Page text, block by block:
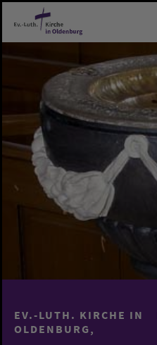
Zum Hauptinhalt springen
EV.-LUTH. KIRCHE IN
OLDENBURG